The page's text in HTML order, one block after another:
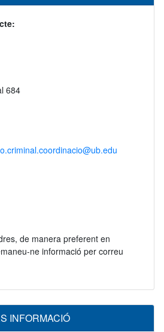
684
de manera preferent en
ne informació per correu
INFORMACIÓ